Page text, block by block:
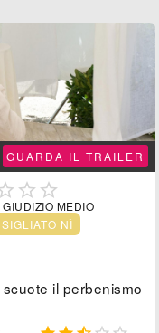
GUARDA IL TRAILER
 
GIUDIZIO MEDIO
NÌ
il perbenismo